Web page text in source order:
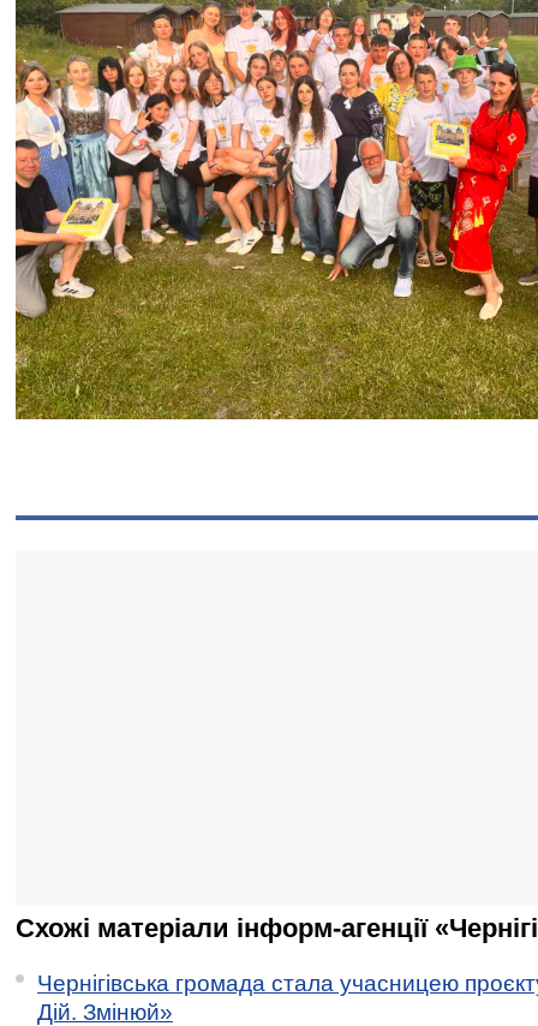
Схожі матеріали інформ-агенції
Чернігівська громада стала учасницею
Дій. Змінюй»